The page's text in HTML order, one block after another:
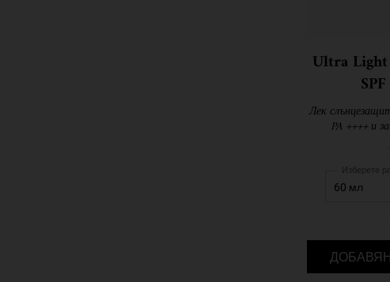
Ultra
Лек
PA ++++ и
Изберете